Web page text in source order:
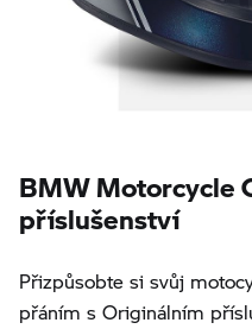
BMW Motorcycle
příslušenství
Přizpůsobte si svůj
přáním s Originálním